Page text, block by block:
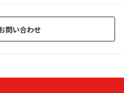
問い合わせ